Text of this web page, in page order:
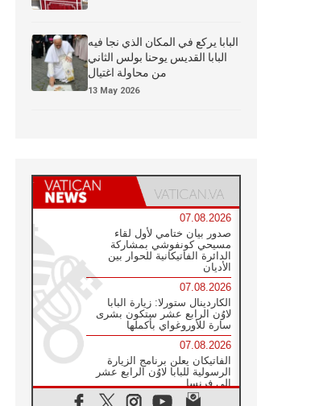
البابا يركع في المكان الذي نجا فيه
البابا القديس يوحنا بولس الثاني
من محاولة اغتيال
13 May 2026
07.08.2026
صدور بيان ختامي لأول لقاء
مسيحي كونفوشي بمشاركة
الدائرة الفاتيكانية للحوار بين
الأديان
07.08.2026
الكاردينال ستورلا: زيارة البابا
لاوُن الرابع عشر ستكون بشرى
سارة للأوروغواي بأكملها
07.08.2026
الفاتيكان يعلن برنامج الزيارة
الرسولية للبابا لاوُن الرابع عشر
إلى فرنسا
07.08.2026